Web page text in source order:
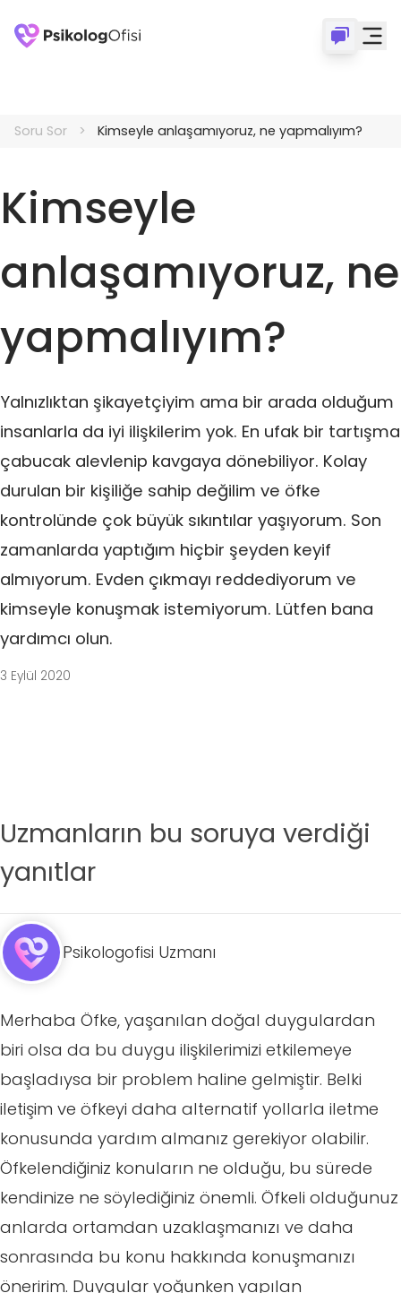
Soru Sor Kimseyle anlaşamıyoruz, ne yapmalıyım?
Kimseyle
anlaşamıyoruz, ne
yapmalıyım?
Yalnızlıktan şikayetçiyim ama bir arada olduğum
insanlarla da iyi ilişkilerim yok. En ufak bir tartışma
çabucak alevlenip kavgaya dönebiliyor. Kolay
durulan bir kişiliğe sahip değilim ve öfke
kontrolünde çok büyük sıkıntılar yaşıyorum. Son
zamanlarda yaptığım hiçbir şeyden keyif
almıyorum. Evden çıkmayı reddediyorum ve
kimseyle konuşmak istemiyorum. Lütfen bana
yardımcı olun.
3 Eylül 2020
Uzmanların bu soruya verdiği
yanıtlar
Psikologofisi Uzmanı
Merhaba Öfke, yaşanılan doğal duygulardan
biri olsa da bu duygu ilişkilerimizi etkilemeye
başladıysa bir problem haline gelmiştir. Belki
iletişim ve öfkeyi daha alternatif yollarla iletme
konusunda yardım almanız gerekiyor olabilir.
Öfkelendiğiniz konuların ne olduğu, bu sürede
kendinize ne söylediğiniz önemli. Öfkeli olduğunuz
anlarda ortamdan uzaklaşmanızı ve daha
sonrasında bu konu hakkında konuşmanızı
öneririm. Duygular yoğunken yapılan